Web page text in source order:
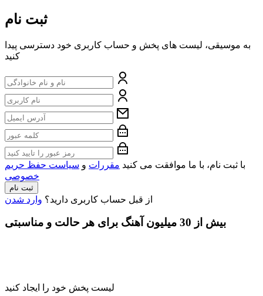
ثبت نام
به موسیقی، لیست های پخش و حساب کاربری خود دسترسی پیدا
کنید
با ثبت نام، با ما موافقت می کنید مقررات و سیاست حفظ حریم
خصوصی
ثبت نام
از قبل حساب کاربری دارید؟ وارد شدن
بیش از 30 میلیون آهنگ برای هر حالت و مناسبتی
لیست پخش خود را ایجاد کنید